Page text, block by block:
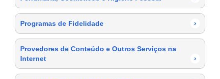
Programas de Fidelidade ›
Provedores de Conteúdo e Outros Serviços na
Internet
›